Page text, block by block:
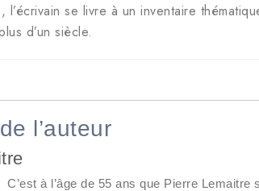
l’écrivain se livre à un inventaire
d’un siècle.
l’auteur
C’est à l’âge de 55 ans que Pierre